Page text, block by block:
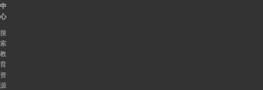
中
心
搜
索
教
育
资
源